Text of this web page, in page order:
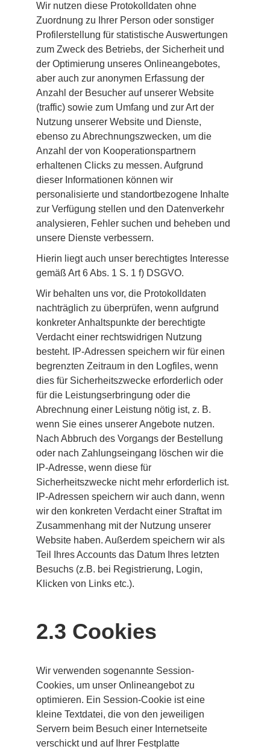
Wir nutzen diese Protokolldaten ohne
Zuordnung zu Ihrer Person oder sonstiger
Profilerstellung für statistische Auswertungen
zum Zweck des Betriebs, der Sicherheit und
der Optimierung unseres Onlineangebotes,
aber auch zur anonymen Erfassung der
Anzahl der Besucher auf unserer Website
(traffic) sowie zum Umfang und zur Art der
Nutzung unserer Website und Dienste,
ebenso zu Abrechnungszwecken, um die
Anzahl der von Kooperationspartnern
erhaltenen Clicks zu messen. Aufgrund
dieser Informationen können wir
personalisierte und standortbezogene Inhalte
zur Verfügung stellen und den Datenverkehr
analysieren, Fehler suchen und beheben und
unsere Dienste verbessern.
Hierin liegt auch unser berechtigtes Interesse
gemäß Art 6 Abs. 1 S. 1 f) DSGVO.
Wir behalten uns vor, die Protokolldaten
nachträglich zu überprüfen, wenn aufgrund
konkreter Anhaltspunkte der berechtigte
Verdacht einer rechtswidrigen Nutzung
besteht. IP-Adressen speichern wir für einen
begrenzten Zeitraum in den Logfiles, wenn
dies für Sicherheitszwecke erforderlich oder
für die Leistungserbringung oder die
Abrechnung einer Leistung nötig ist, z. B.
wenn Sie eines unserer Angebote nutzen.
Nach Abbruch des Vorgangs der Bestellung
oder nach Zahlungseingang löschen wir die
IP-Adresse, wenn diese für
Sicherheitszwecke nicht mehr erforderlich ist.
IP-Adressen speichern wir auch dann, wenn
wir den konkreten Verdacht einer Straftat im
Zusammenhang mit der Nutzung unserer
Website haben. Außerdem speichern wir als
Teil Ihres Accounts das Datum Ihres letzten
Besuchs (z.B. bei Registrierung, Login,
Klicken von Links etc.).
2.3 Cookies
Wir verwenden sogenannte Session-
Cookies, um unser Onlineangebot zu
optimieren. Ein Session-Cookie ist eine
kleine Textdatei, die von den jeweiligen
Servern beim Besuch einer Internetseite
verschickt und auf Ihrer Festplatte